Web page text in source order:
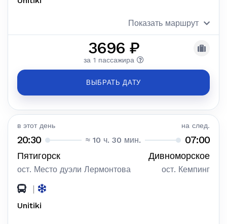
Показать маршрут
3696 ₽
за 1 пассажира
ВЫБРАТЬ ДАТУ
в этот день на след.
20:30 ≈ 10 ч. 30 мин. 07:00
Пятигорск Дивноморское
ост. Место дуэли Лермонтова ост. Кемпинг
|
Unitiki